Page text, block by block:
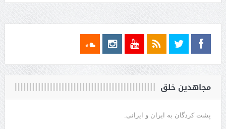
مجاهدین خلق
پشت کردگان به ایران و ایرانی.